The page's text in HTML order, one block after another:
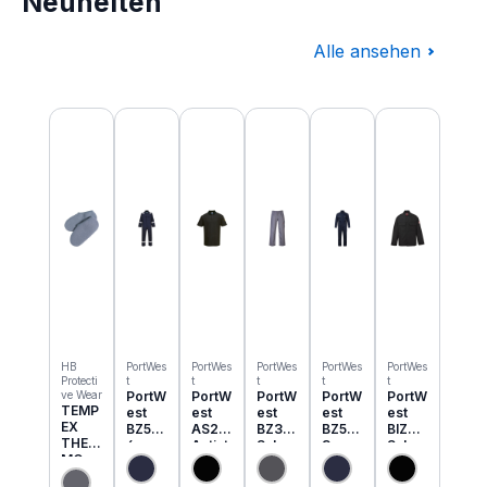
Alle ansehen
Produktgalerie überspringen
HB
Protecti
ve Wear
TEMP
EX
THER
MO
Einzie
PortWes
t
PortW
est
BZ50
6
Classi
c
PortWes
t
PortW
est
AS21
Antist
atik
ESD
PortWes
t
PortW
est
BZ31
Schw
eisser
Cargo
PortWes
t
PortW
est
BZ52
3
Bizwe
ld
PortWes
t
PortW
est
BIZ2
Schw
eisser
Jacke